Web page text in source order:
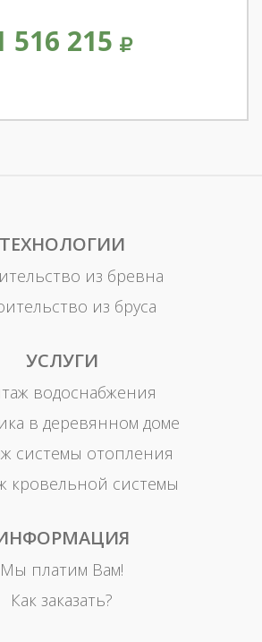
516 215
ТЕХНОЛОГИИ
из бревна
из бруса
УСЛУГИ
водоснабжения
в деревянном доме
системы отопления
кровельной системы
Мы платим Вам!
Как заказать?